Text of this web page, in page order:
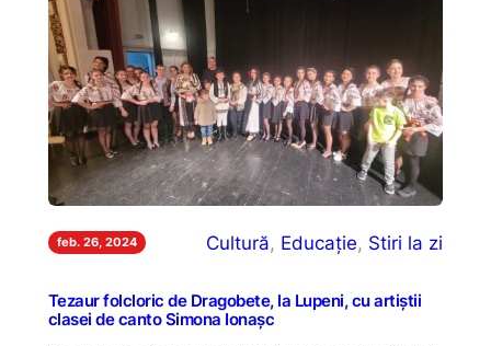
feb. 26, 2024 Cultură, Educație, Stiri la zi
Tezaur folcloric de Dragobete, la Lupeni, cu artiștii
clasei de canto Simona Ionașc